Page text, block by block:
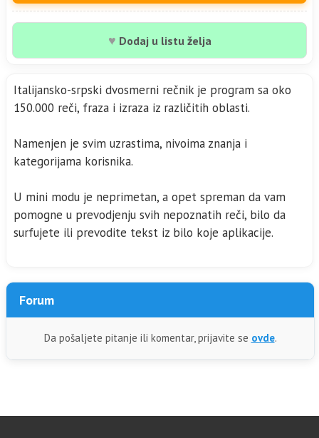
♥ Dodaj u listu želja
Italijansko-srpski dvosmerni rečnik je program sa oko
150.000 reči, fraza i izraza iz različitih oblasti.
Namenjen je svim uzrastima, nivoima znanja i
kategorijama korisnika.
U mini modu je neprimetan, a opet spreman da vam
pomogne u prevodjenju svih nepoznatih reči, bilo da
surfujete ili prevodite tekst iz bilo koje aplikacije.
Forum
Da pošaljete pitanje ili komentar, prijavite se ovde.